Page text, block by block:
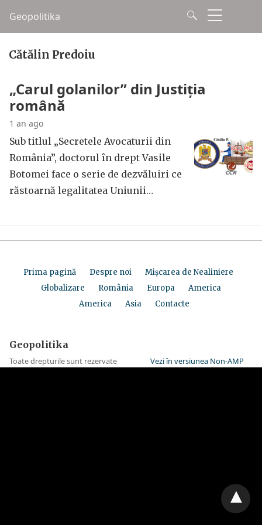
Geopolitika
Cătălin Predoiu
„Carul golanilor” din Justiția
română
1 an ago
Sub titlul „Secretele Avocaturii din
România”, doctorul în drept Vasile
Botomei face o serie de dezvăluiri ce
răstoarnă legalitatea Uniunii…
Prima pagină Despre noi
Mișcarea de Nealiniere
Globalizare
România Europa
America
America
Asia Contacte
Geopolitika
Toate drepturile sunt rezervate Vezi în versiunea Non-AMP